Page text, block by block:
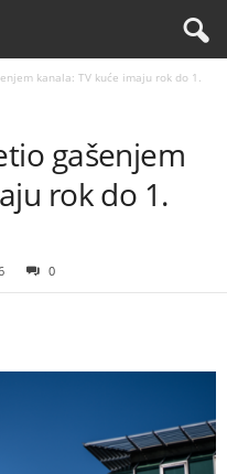
kanala: TV kuće imaju rok do 1.
gašenjem
rok do 1.
0